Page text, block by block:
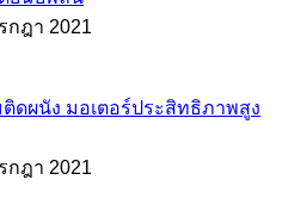
กฎา 2021
ดผนัง มอเตอร์ประสิทธิภาพสูง
กฎา 2021